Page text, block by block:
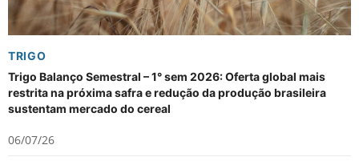
TRIGO
Trigo Balanço Semestral – 1° sem 2026: Oferta global mais
restrita na próxima safra e redução da produção brasileira
sustentam mercado do cereal
06/07/26